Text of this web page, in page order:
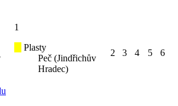
1
Plasty
Peč (Jindřichův
Hradec)
2 3 4 5 6